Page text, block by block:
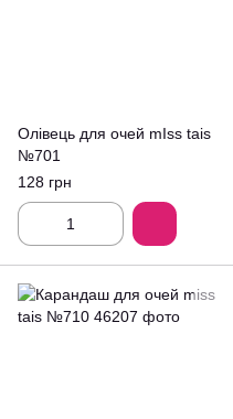
Олівець для очей mIss tais
№701
128 грн